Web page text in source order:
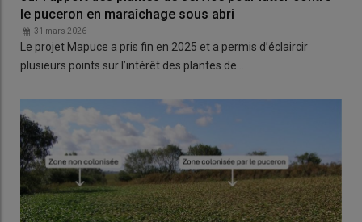
le puceron en maraîchage sous abri
31 mars 2026
Le projet Mapuce a pris fin en 2025 et a permis d’éclaircir
plusieurs points sur l’intérêt des plantes de…